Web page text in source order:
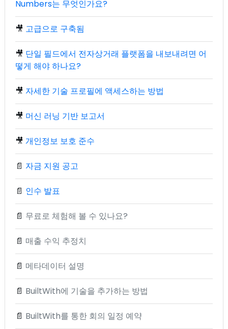
Numbers는 무엇인가요?
🎥 고급으로 구축됨
🎥 단일 필드에서 전자상거래 플랫폼을 내보내려면 어
떻게 해야 하나요?
🎥 자세한 기술 프로필에 액세스하는 방법
🎥 머신 러닝 기반 보고서
🎥 개인정보 보호 준수
📄 자금 지원 공고
📄 인수 발표
📄 무료로 체험해 볼 수 있나요?
📄 매출 수익 추정치
📄 메타데이터 설명
📄 BuiltWith에 기술을 추가하는 방법
📄 BuiltWith를 통한 회의 일정 예약